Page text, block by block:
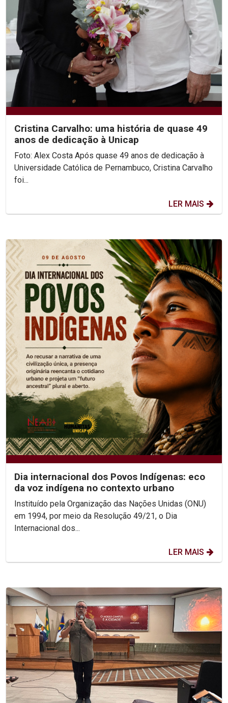
Cristina Carvalho: uma história de quase 49
anos de dedicação à Unicap
Foto: Alex Costa Após quase 49 anos de dedicação à
Universidade Católica de Pernambuco, Cristina Carvalho
foi...
LER MAIS
Dia internacional dos Povos Indígenas: eco
da voz indígena no contexto urbano
Instituído pela Organização das Nações Unidas (ONU)
em 1994, por meio da Resolução 49/21, o Dia
Internacional dos...
LER MAIS